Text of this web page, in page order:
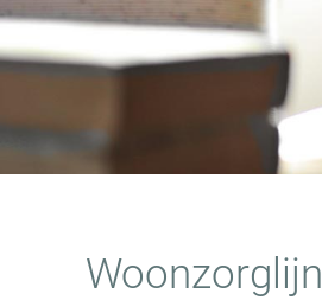
Woonzorglijn